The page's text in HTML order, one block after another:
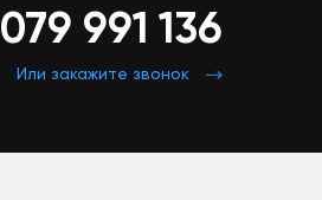
079 991 136
Или закажите звонок